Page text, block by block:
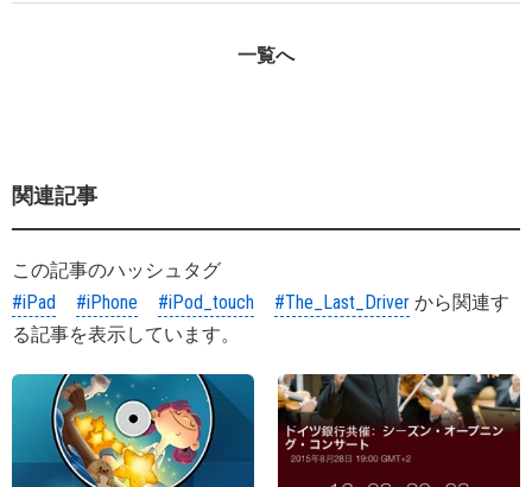
一覧へ
関連記事
この記事のハッシュタグ
#iPad
#iPhone #iPod_touch #The_Last_Driver から関連す
る記事を表示しています。